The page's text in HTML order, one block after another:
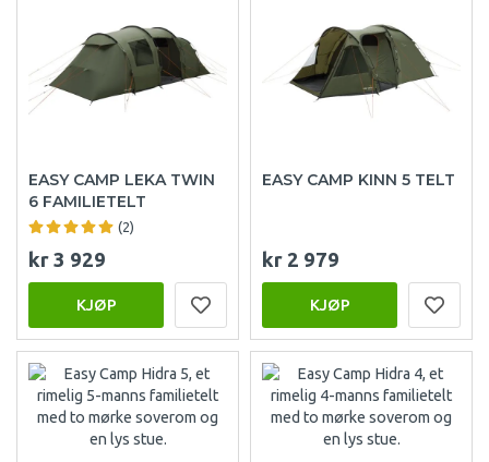
EASY CAMP LEKA TWIN
6 FAMILIETELT
(2)
kr 3 929
KJØP
EASY CAMP KINN 5 TELT
kr 2 979
KJØP